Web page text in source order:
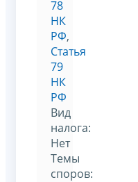
78
НК
РФ,
Статья
79
НК
РФ
Вид
налога:
Нет
Темы
споров: